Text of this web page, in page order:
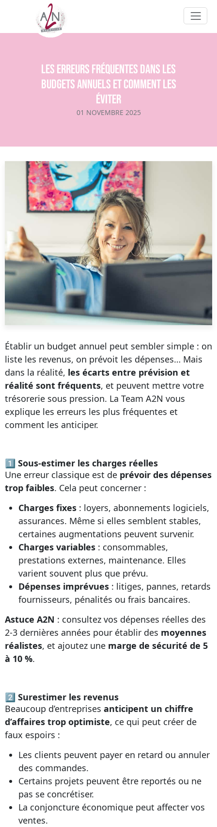
Les erreurs fréquentes dans les
budgets annuels et comment les
éviter
01 NOVEMBRE 2025
Établir un budget annuel peut sembler simple : on
liste les revenus, on prévoit les dépenses… Mais
dans la réalité, les écarts entre prévision et
réalité sont fréquents, et peuvent mettre votre
trésorerie sous pression. La Team A2N vous
explique les erreurs les plus fréquentes et
comment les anticiper.
1⃣ Sous-estimer les charges réelles
Une erreur classique est de prévoir des dépenses
trop faibles. Cela peut concerner :
Charges fixes : loyers, abonnements logiciels,
assurances. Même si elles semblent stables,
certaines augmentations peuvent survenir.
Charges variables : consommables,
prestations externes, maintenance. Elles
varient souvent plus que prévu.
Dépenses imprévues : litiges, pannes, retards
fournisseurs, pénalités ou frais bancaires.
Astuce A2N : consultez vos dépenses réelles des
2-3 dernières années pour établir des moyennes
réalistes, et ajoutez une marge de sécurité de 5
à 10 %.
2⃣ Surestimer les revenus
Beaucoup d’entreprises anticipent un chiffre
d’affaires trop optimiste, ce qui peut créer de
faux espoirs :
Les clients peuvent payer en retard ou annuler
des commandes.
Certains projets peuvent être reportés ou ne
pas se concrétiser.
La conjoncture économique peut affecter vos
ventes.